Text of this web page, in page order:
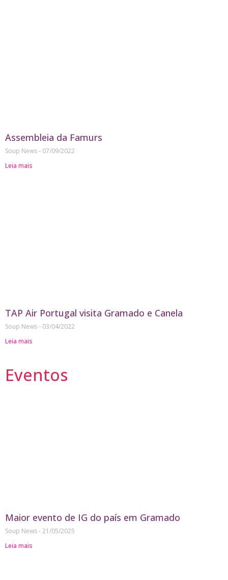
Assembleia da Famurs
Soup News
07/09/2022
Leia mais
TAP Air Portugal visita Gramado e Canela
Soup News
03/04/2022
Leia mais
Eventos
Maior evento de IG do país em Gramado
Soup News 21/05/2025
Leia mais